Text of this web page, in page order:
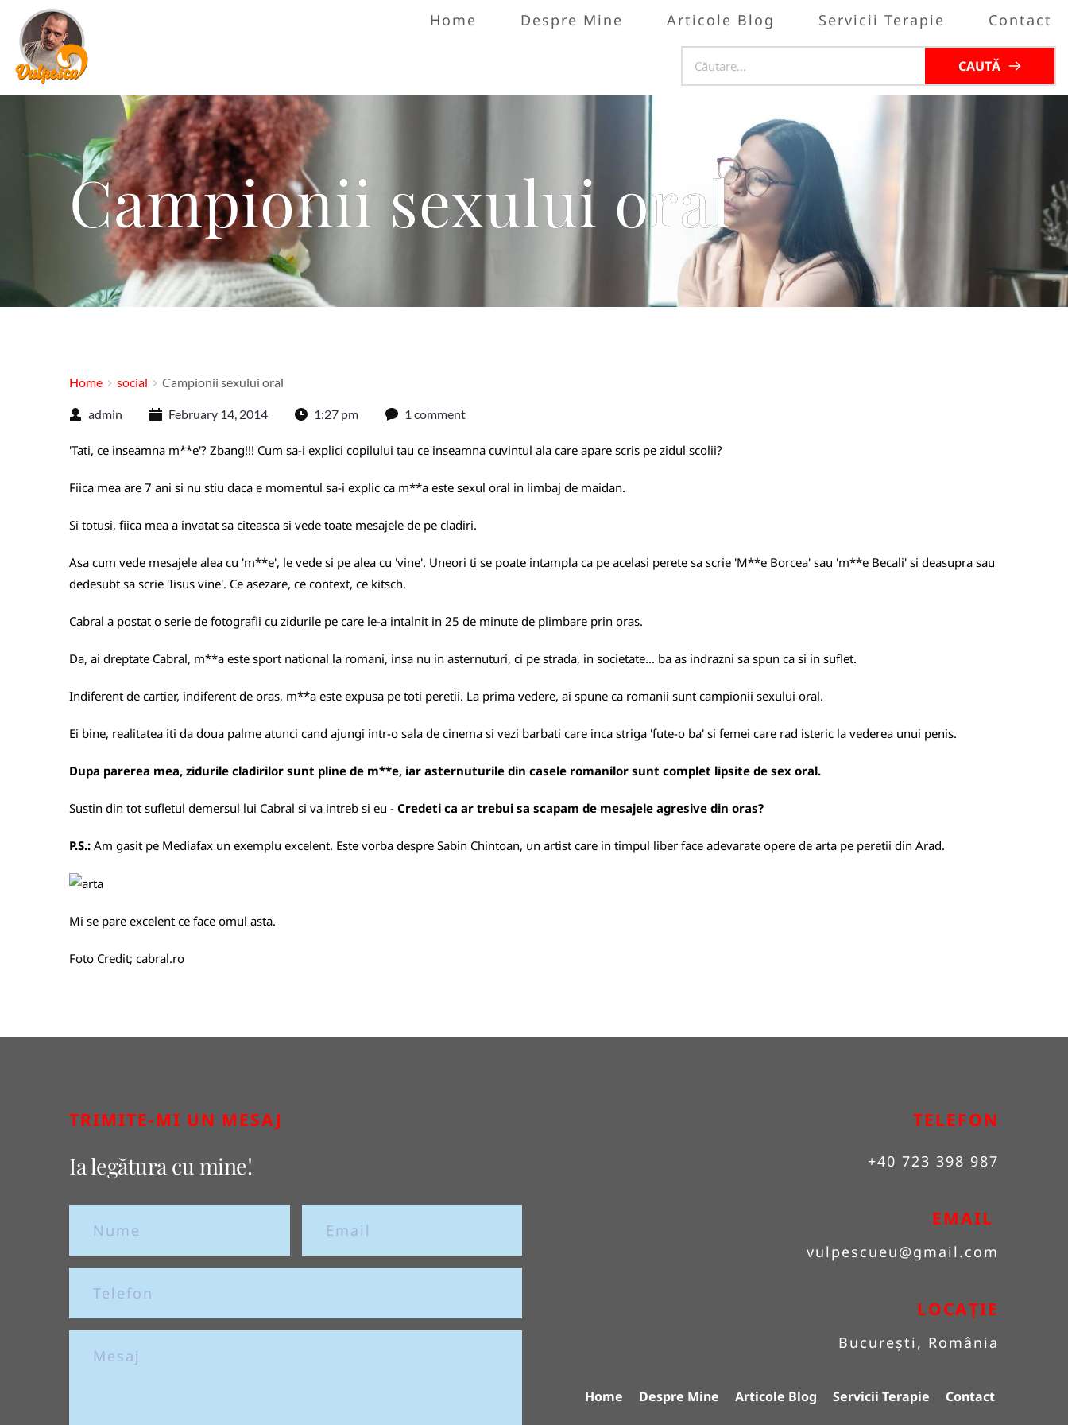
Home Despre Mine Articole Blog Servicii Terapie Contact
CAUTĂ
Campionii sexului oral
Home social Campionii sexului oral
admin February 14, 2014 1:27 pm 1 comment
'Tati, ce inseamna m**e'? Zbang!!! Cum sa-i explici copilului tau ce inseamna cuvintul ala care apare scris pe zidul scolii?
Fiica mea are 7 ani si nu stiu daca e momentul sa-i explic ca m**a este sexul oral in limbaj de maidan.
Si totusi, fiica mea a invatat sa citeasca si vede toate mesajele de pe cladiri.
Asa cum vede mesajele alea cu 'm**e', le vede si pe alea cu 'vine'. Uneori ti se poate intampla ca pe acelasi perete sa scrie 'M**e Borcea' sau 'm**e Becali' si deasupra sau
dedesubt sa scrie 'Iisus vine'. Ce asezare, ce context, ce kitsch.
Cabral a postat o serie de fotografii cu zidurile pe care le-a intalnit in 25 de minute de plimbare prin oras.
Da, ai dreptate Cabral, m**a este sport national la romani, insa nu in asternuturi, ci pe strada, in societate... ba as indrazni sa spun ca si in suflet.
Indiferent de cartier, indiferent de oras, m**a este expusa pe toti peretii. La prima vedere, ai spune ca romanii sunt campionii sexului oral.
Ei bine, realitatea iti da doua palme atunci cand ajungi intr-o sala de cinema si vezi barbati care inca striga 'fute-o ba' si femei care rad isteric la vederea unui penis.
Dupa parerea mea, zidurile cladirilor sunt pline de m**e, iar asternuturile din casele romanilor sunt complet lipsite de sex oral.
Sustin din tot sufletul demersul lui Cabral si va intreb si eu - Credeti ca ar trebui sa scapam de mesajele agresive din oras?
P.S.: Am gasit pe Mediafax un exemplu excelent. Este vorba despre Sabin Chintoan, un artist care in timpul liber face adevarate opere de arta pe peretii din Arad.
Mi se pare excelent ce face omul asta.
Foto Credit; cabral.ro
TRIMITE-MI UN MESAJ
Ia legătura cu mine!
TELEFON
+40 723 398 987
EMAIL
vulpescueu@gmail.com
LOCAȚIE
București, România
Home Despre Mine Articole Blog Servicii Terapie Contact